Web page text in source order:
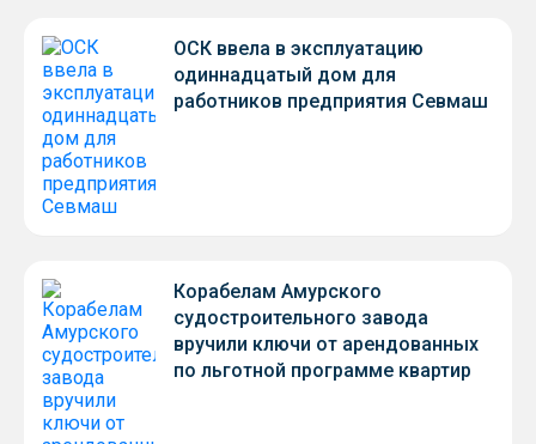
ОСК ввела в эксплуатацию
одиннадцатый дом для
работников предприятия Севмаш
Корабелам Амурского
судостроительного завода
вручили ключи от арендованных
по льготной программе квартир